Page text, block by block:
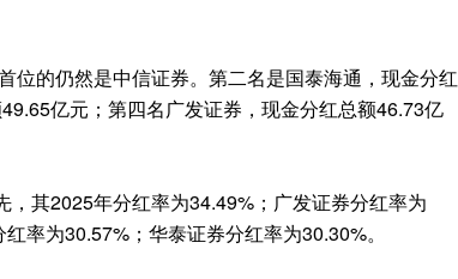
位的仍然是中信证券。第二名是国泰海通，现金分红
亿元；第四名广发证券，现金分红总额46.73亿
其2025年分红率为34.49%；广发证券分红率为
率为30.57%；华泰证券分红率为30.30%。